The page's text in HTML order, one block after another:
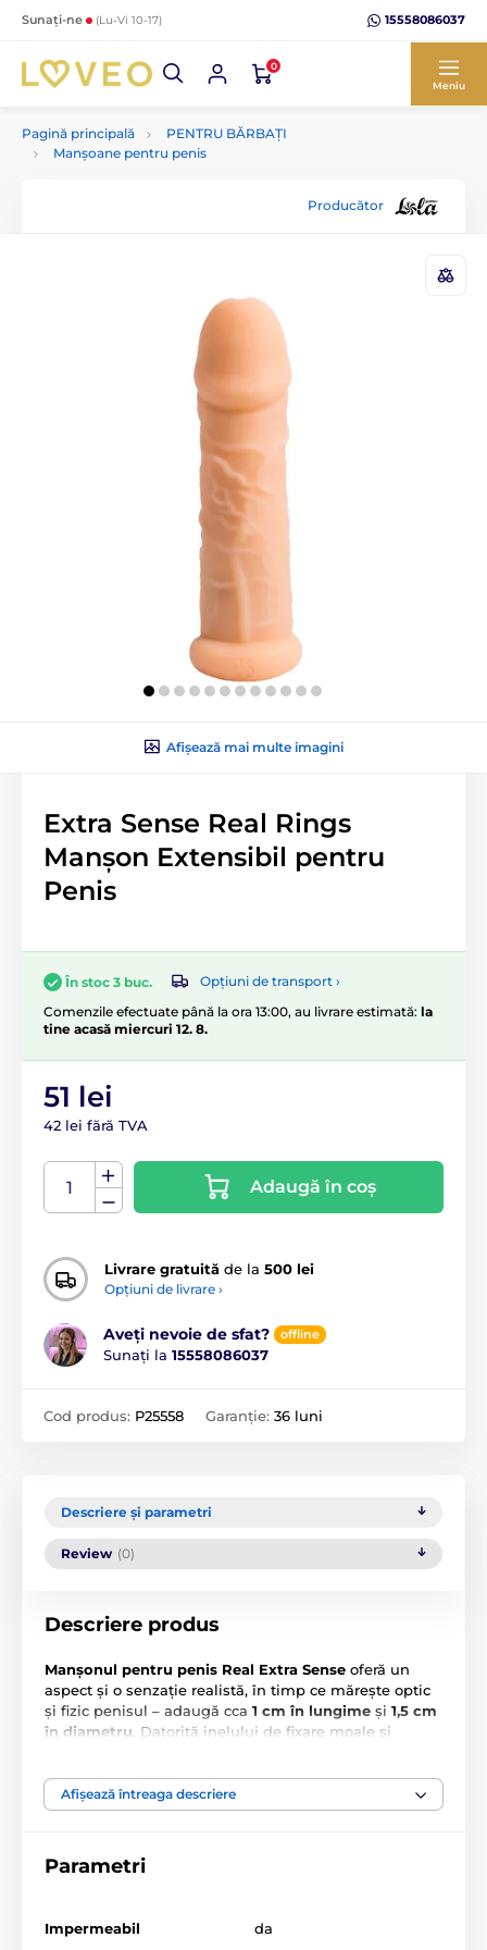
Sunați-ne (Lu-Vi 10-17) 15558086037
0
Meniu
Pagină principală
PENTRU BĂRBAȚI
Manșoane pentru penis
Producător
Afișează mai multe imagini
Extra Sense Real Rings
Manșon Extensibil pentru
Penis
În stoc 3 buc.
Opțiuni de transport ›
Comenzile efectuate până la ora 13:00, au livrare estimată: la
tine acasă miercuri 12. 8.
51 lei
42 lei fără TVA
Adaugă în coș
Livrare gratuită de la 500 lei
Opțiuni de livrare ›
Aveți nevoie de sfat? offline
Sunați la 15558086037
Cod produs: P25558 Garanție: 36 luni
Descriere și parametri
Review (0)
Descriere produs
Manșonul pentru penis Real Extra Sense oferă un
aspect și o senzație realistă, în timp ce mărește optic
și fizic penisul – adaugă cca 1 cm în lungime și 1,5 cm
în diametru . Datorită inelului de fixare moale și
Textura exterioară imită pielea reală, în timp ce inelele
interioare stimulează atât utilizatorul, cât și partenerul
individuală.
Afișează întreaga descriere
Parametri
Impermeabil da